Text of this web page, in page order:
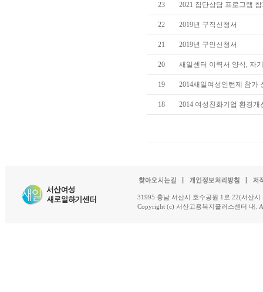
23 2021 집단상담 프로그램
22 2019년 구직신청서
21 2019년 구인신청서
20 새일센터 이력서 양식, 자
19 2014새일여성인턴제 참가
18 2014 여성친화기업 환경개
31995 충남 서산시 호수공원 1로 22(서산
Copyright (c) 서산고용복지플러스센터 내.